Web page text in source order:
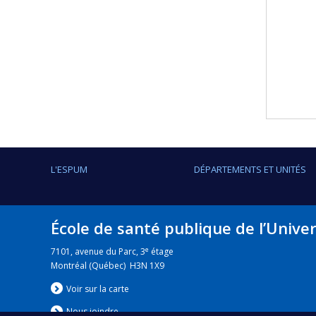
L'ESPUM DÉPARTEMENTS ET UNITÉS
École de santé publique de
7101, avenue du Parc, 3e étage
Montréal (Québec) H3N 1X9
Voir sur la carte
Nous joindre